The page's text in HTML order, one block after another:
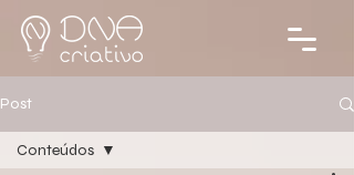
Post
Conteúdos